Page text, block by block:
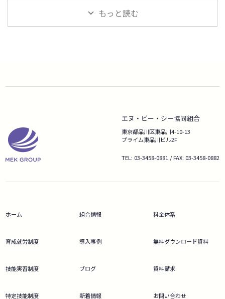
何が変わるのか
もっと読む
ホーム
育成就労制度
技能実習制度
特定技能制度
組合情報
導入事例
ブログ
新着情報
料金体系
無料ダウンロード資料
資料請求
お問い合わせ
エヌ・ビー・シー協同組合
東京都品川区東品川4-10-13
プライム東品川ビル2F
TEL: 03-3458-0881 / FAX: 03-3458-0882